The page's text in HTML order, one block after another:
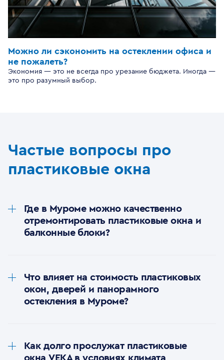
Можно ли сэкономить на остеклении офиса и
не пожалеть?
Экономия — это не всегда про урезание бюджета. Иногда —
это про разумный выбор.
Частые вопросы про
пластиковые окна
Где в Муроме можно качественно
отремонтировать пластиковые окна и
балконные блоки?
к специалистам, работающим с системами
VEKA. Сертифицированные сервисные центры
предлагают профессиональную регулировку
Совет: Чтобы продлить срок службы окон,
Что влияет на стоимость пластиковых
окон, дверей и панорамного
остекления в Муроме?
- Выбранной профильной серии VEKA (разные
серии рассчитаны на разные уровни
Как долго прослужат пластиковые